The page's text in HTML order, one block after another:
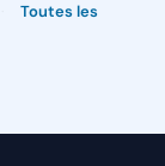
Toutes les